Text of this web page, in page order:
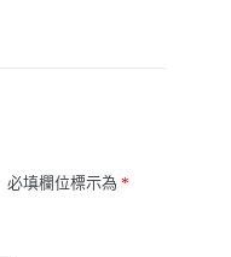
必填欄位標示為 *